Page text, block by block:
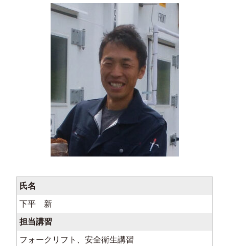
氏名
下平 新
担当講習
フォークリフト、安全衛生講習